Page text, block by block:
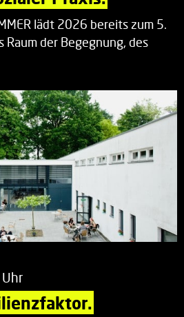
lädt 2026 bereits zum 5.
Raum der Begegnung, des